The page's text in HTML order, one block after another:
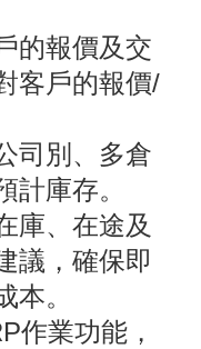
的報價及交
客戶的報價/
司別、多倉
計庫存。
庫、在途及
議，確保即
本。
作業功能，